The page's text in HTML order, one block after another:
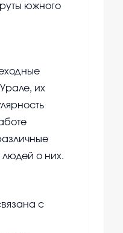
южного
их
о них.
с